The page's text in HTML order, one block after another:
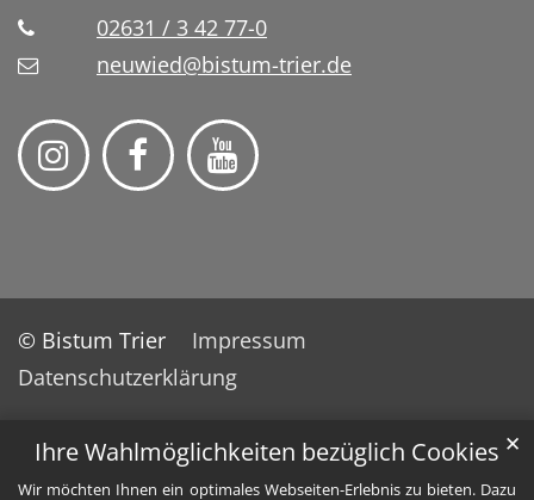
Ihre Wahlmöglichkeiten bezüglich Cookies
Wir möchten Ihnen ein optimales Webseiten-Erlebnis zu bieten. Dazu
✕
02631 / 3 42 77-0
neuwied@bistum-trier.de
© Bistum Trier
Impressum
Datenschutzerklärung